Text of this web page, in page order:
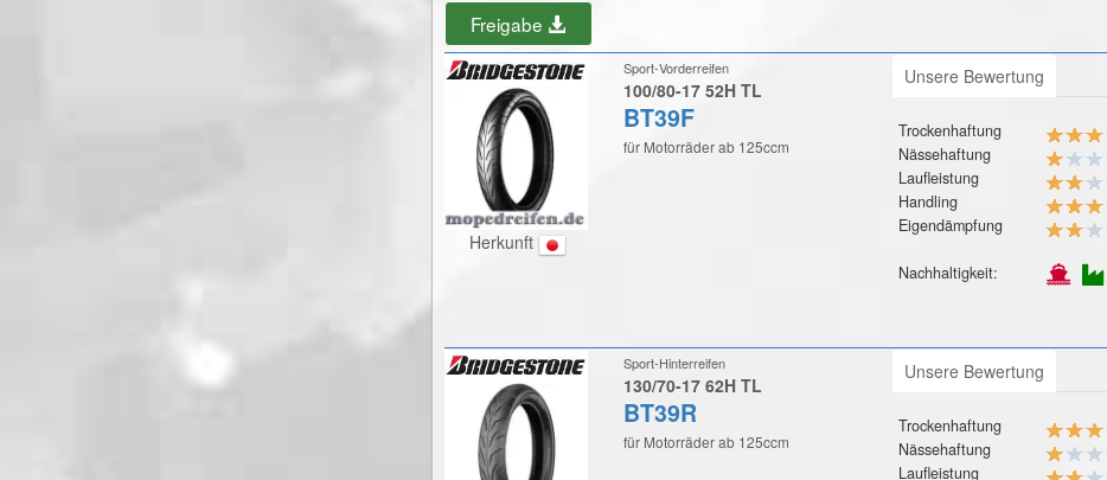
Freigabe
Herkunft
Sport-Vorderreifen
100/80-17 52H TL
BT39F
für Motorräder ab 125ccm
Unsere Bewertung
Trockenhaftung
Nässehaftung
Laufleistung
Handling
Eigendämpfung
Nachhaltigkeit:
Sport-Hinterreifen
130/70-17 62H TL
BT39R
für Motorräder ab 125ccm
Unsere Bewertung
Trockenhaftung
Nässehaftung
Laufleistung